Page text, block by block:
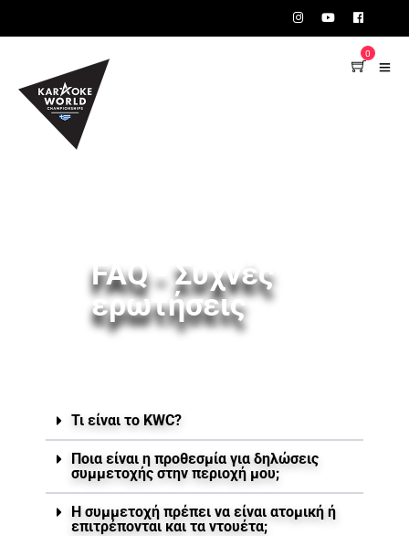
0
FAQ - Συχνές
ερωτήσεις
Τι είναι το KWC?
Ποια είναι η προθεσμία για δηλώσεις
συμμετοχής στην περιοχή μου;
Η συμμετοχή πρέπει να είναι ατομική ή
επιτρέπονται και τα ντουέτα;